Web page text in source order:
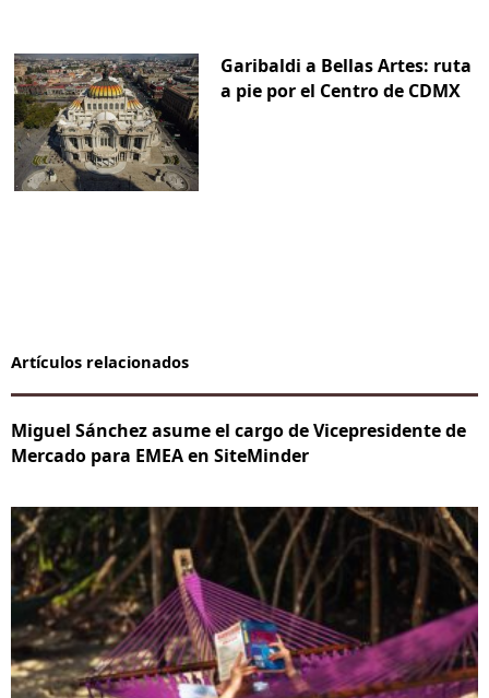
Garibaldi a Bellas Artes: ruta
a pie por el Centro de CDMX
Artículos relacionados
Miguel Sánchez asume el cargo de Vicepresidente de
Mercado para EMEA en SiteMinder